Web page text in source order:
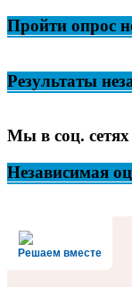
Пройти опрос
Результаты
Мы в соц. сетях
Независимая
Решаем вместе